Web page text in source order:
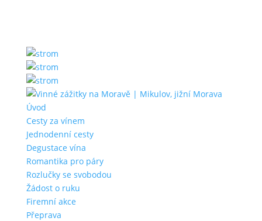
Úvod
Cesty za vínem
Jednodenní cesty
Degustace vína
Romantika pro páry
Rozlučky se svobodou
Žádost o ruku
Firemní akce
Přeprava